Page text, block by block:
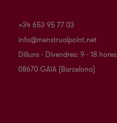
+34 653 95 77 03
info@menstrualpoint.net
Dilluns - Divendres: 9 - 18 hores
08670 GAIA (Barcelona)